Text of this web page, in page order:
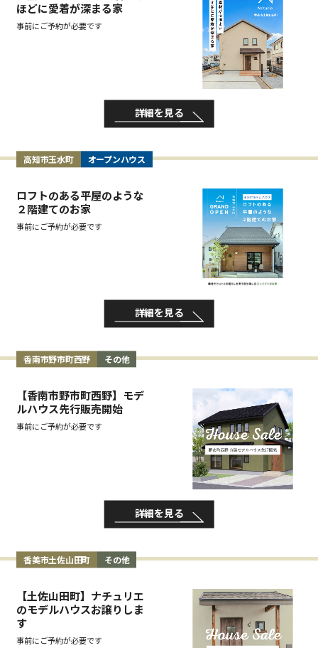
ほどに愛着が深まる家
事前にご予約が必要です
詳細を見る
高知市玉水町 オープンハウス
ロフトのある平屋のような
２階建てのお家
事前にご予約が必要です
詳細を見る
香南市野市町西野 その他
【香南市野市町西野】モデ
ルハウス先行販売開始
事前にご予約が必要です
詳細を見る
香美市土佐山田町 その他
【土佐山田町】ナチュリエ
のモデルハウスお譲りしま
す
事前にご予約が必要です